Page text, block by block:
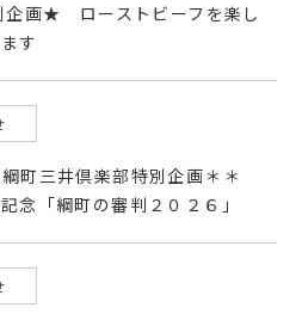
企画★ ローストビーフを楽し
す
町三井倶楽部特別企画＊＊
「綱町の審判２０２６」